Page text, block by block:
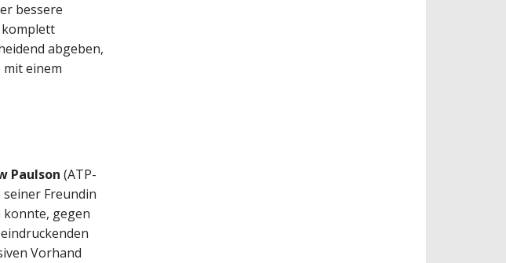
bessere
komplett
abgeben,
mit einem
Paulson (ATP-
Freundin
konnte, gegen
Vorhand